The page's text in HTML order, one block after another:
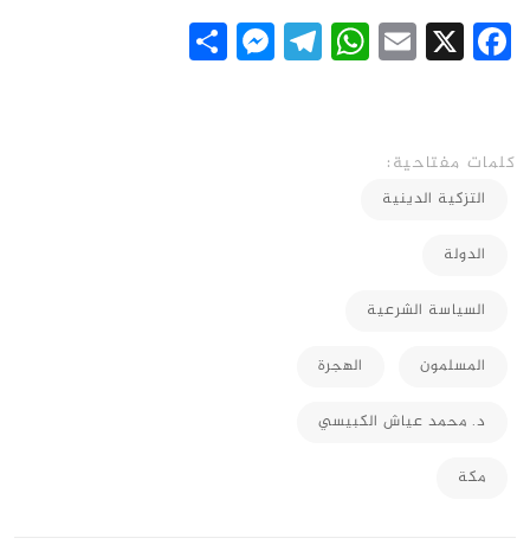
Facebook
X
Email
WhatsApp
Telegram
Messenger
كلمات مفتاحية:
التزكية الدينية
الدولة
السياسة الشرعية
المسلمون الهجرة
د. محمد عياش الكبيسي
مكة